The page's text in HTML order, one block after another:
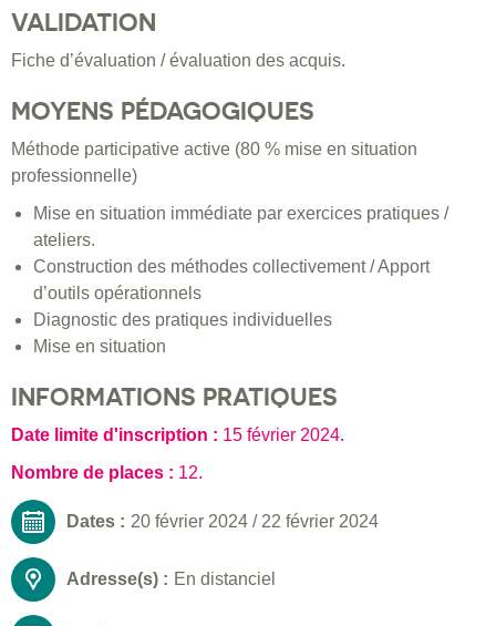
VALIDATION
Fiche d’évaluation / évaluation des acquis.
MOYENS PÉDAGOGIQUES
Méthode participative active (80 % mise en situation
professionnelle)
Mise en situation immédiate par exercices pratiques /
ateliers.
Construction des méthodes collectivement / Apport
d’outils opérationnels
Diagnostic des pratiques individuelles
Mise en situation
INFORMATIONS PRATIQUES
Date limite d'inscription : 15 février 2024.
Nombre de places : 12.
Dates : 20 février 2024 / 22 février 2024
Adresse(s) : En distanciel